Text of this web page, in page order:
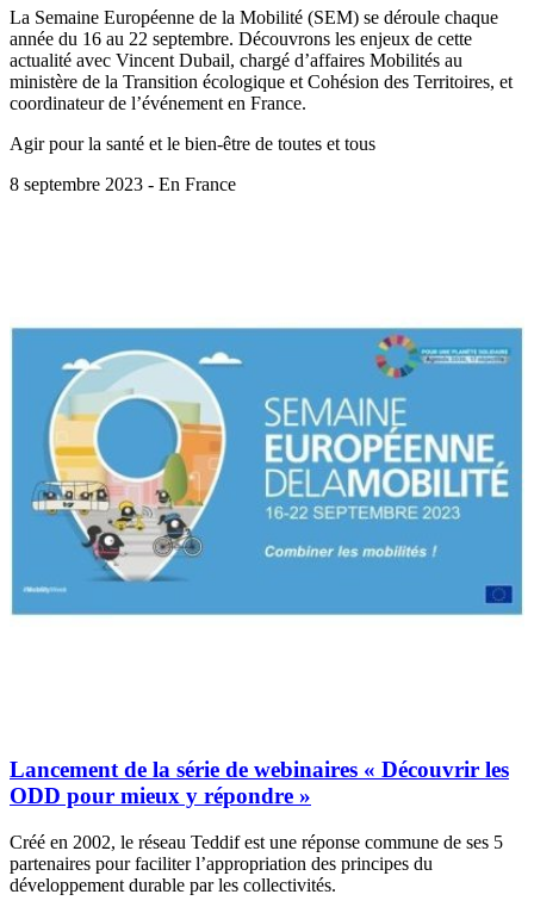
La Semaine Européenne de la Mobilité (SEM) se déroule chaque
année du 16 au 22 septembre. Découvrons les enjeux de cette
actualité avec Vincent Dubail, chargé d’affaires Mobilités au
ministère de la Transition écologique et Cohésion des Territoires, et
coordinateur de l’événement en France.
Agir pour la santé et le bien-être de toutes et tous
8 septembre 2023 - En France
Lancement de la série de webinaires « Découvrir les
ODD pour mieux y répondre »
Créé en 2002, le réseau Teddif est une réponse commune de ses 5
partenaires pour faciliter l’appropriation des principes du
développement durable par les collectivités.